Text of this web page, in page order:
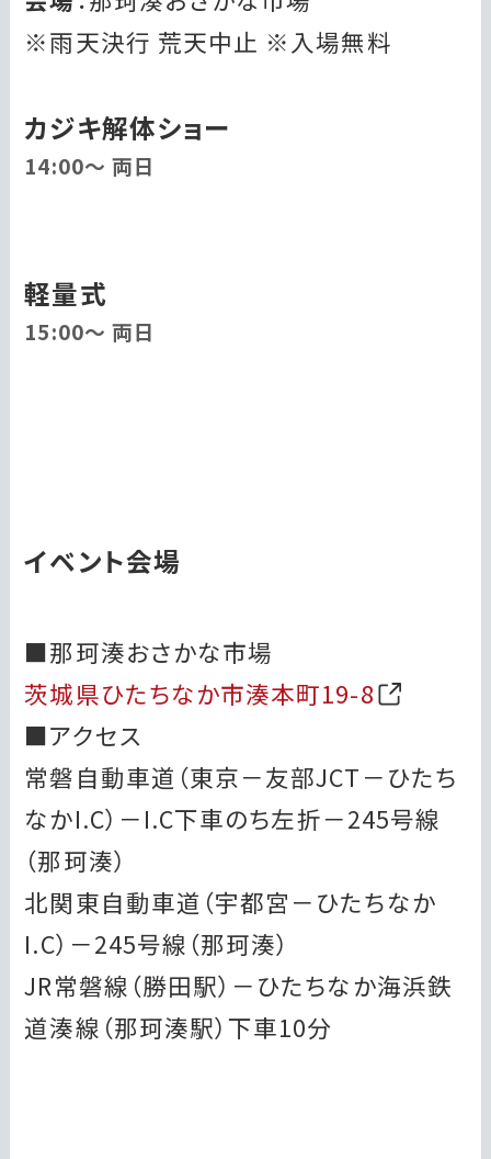
※雨天決行 荒天中止 ※入場無料
カジキ解体ショー
14:00～ 両日
軽量式
15:00～ 両日
イベント会場
■那珂湊おさかな市場
茨城県ひたちなか市湊本町19-8
■アクセス
常磐自動車道（東京－友部JCT－ひたち
なかI.C）－I.C下車のち左折－245号線
（那珂湊）
北関東自動車道（宇都宮－ひたちなか
I.C）－245号線（那珂湊）
JR常磐線（勝田駅）－ひたちなか海浜鉄
道湊線（那珂湊駅）下車10分